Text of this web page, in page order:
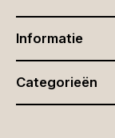
Informatie
Categorieën